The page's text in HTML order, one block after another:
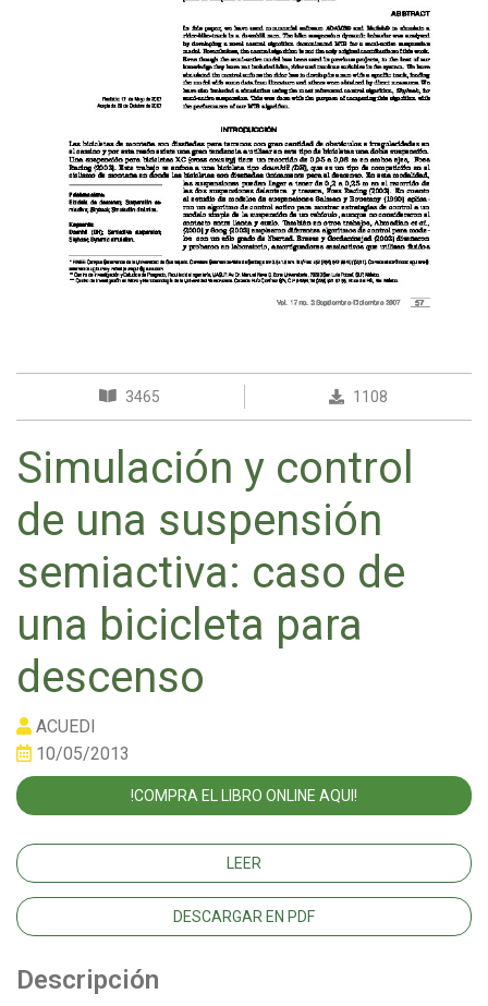
3465 1108
Simulación y control
de una suspensión
semiactiva: caso de
una bicicleta para
descenso
ACUEDI
10/05/2013
!COMPRA EL LIBRO ONLINE AQUI!
LEER
DESCARGAR EN PDF
Descripción